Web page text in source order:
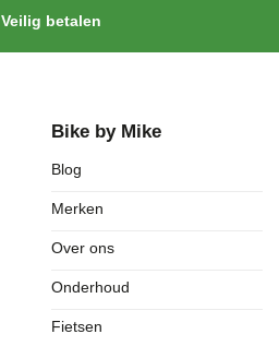
Veilig betalen
Bike by Mike
Blog
Merken
Over ons
Onderhoud
Fietsen